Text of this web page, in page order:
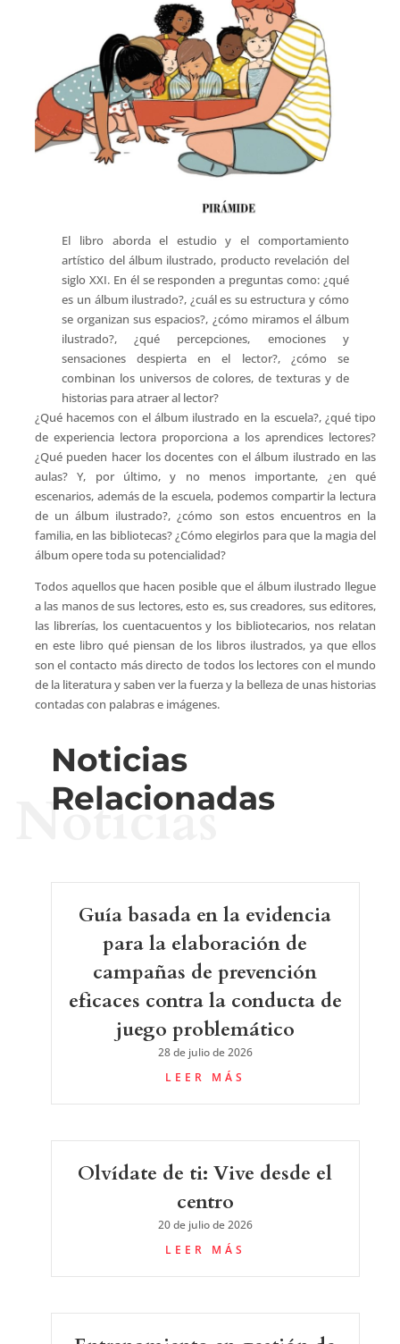
El libro aborda el estudio y el comportamiento
artístico del álbum ilustrado, producto revelación del
siglo XXI. En él se responden a preguntas como: ¿qué
es un álbum ilustrado?, ¿cuál es su estructura y cómo
se organizan sus espacios?, ¿cómo miramos el álbum
ilustrado?, ¿qué percepciones, emociones y
sensaciones despierta en el lector?, ¿cómo se
combinan los universos de colores, de texturas y de
historias para atraer al lector?
¿Qué hacemos con el álbum ilustrado en la escuela?, ¿qué tipo
de experiencia lectora proporciona a los aprendices lectores?
¿Qué pueden hacer los docentes con el álbum ilustrado en las
aulas? Y, por último, y no menos importante, ¿en qué
escenarios, además de la escuela, podemos compartir la lectura
de un álbum ilustrado?, ¿cómo son estos encuentros en la
familia, en las bibliotecas? ¿Cómo elegirlos para que la magia del
álbum opere toda su potencialidad?
Todos aquellos que hacen posible que el álbum ilustrado llegue
a las manos de sus lectores, esto es, sus creadores, sus editores,
las librerías, los cuentacuentos y los bibliotecarios, nos relatan
en este libro qué piensan de los libros ilustrados, ya que ellos
son el contacto más directo de todos los lectores con el mundo
de la literatura y saben ver la fuerza y la belleza de unas historias
contadas con palabras e imágenes.
Noticias
Relacionadas
Noticias
Guía basada en la evidencia
para la elaboración de
campañas de prevención
eficaces contra la conducta de
juego problemático
28 de julio de 2026
LEER MÁS
Olvídate de ti: Vive desde el
centro
20 de julio de 2026
LEER MÁS